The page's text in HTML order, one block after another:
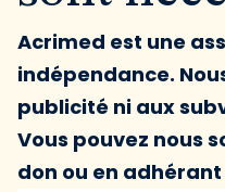
Acrimed est une
indépendance.
publicité ni aux
Vous pouvez nous
don ou en